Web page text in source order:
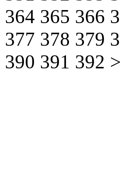
364 365 366
377 378 379
390 391 392